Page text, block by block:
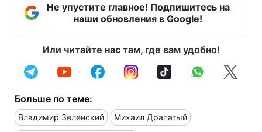
Не упустите главное! Подпишитесь на
наши обновления в Google!
Или читайте нас там, где вам удобно!
Больше по теме:
Владимир Зеленский Михаил Драпатый